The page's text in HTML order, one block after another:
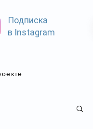
Подписка
в Instagram